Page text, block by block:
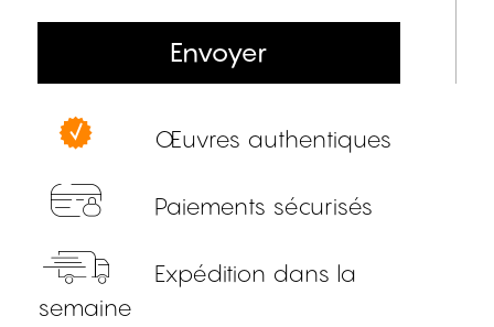
Envoyer
Œuvres authentiques
Paiements sécurisés
Expédition dans la
semaine